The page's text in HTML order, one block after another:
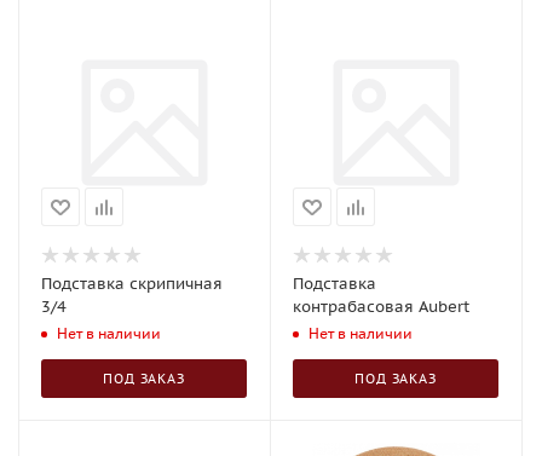
Подставка скрипичная
3/4
Нет в наличии
ПОД ЗАКАЗ
Подставка
контрабасовая Aubert
Нет в наличии
ПОД ЗАКАЗ